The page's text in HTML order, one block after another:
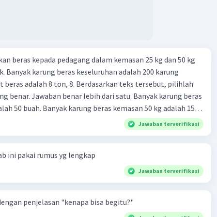
beras kepada pedagang dalam kemasan 25 kg dan 50 kg
Banyak karung beras keseluruhan adalah 200 karung
adalah 8 ton, 8. Berdasarkan teks tersebut, pilihlah
benar. Jawaban benar lebih dari satu. Banyak karung beras
50 buah. Banyak karung beras kemasan 50 kg adalah 150
dalam kemasan 25 kg adalah 2 ton. Perbandingan berat
kg dan 50 kg dalam truk adalah 1: 3. 9. Berdasarkan teks
biaya angkut semua beras yang harus dibayar oleh Bu
C. Rp2.312.000 B. Rp2.475.000 D. Rp2.280.000
Jawaban terverifikasi
ini pakai rumus yg lengkap
Jawaban terverifikasi
penjelasan "kenapa bisa begitu?"